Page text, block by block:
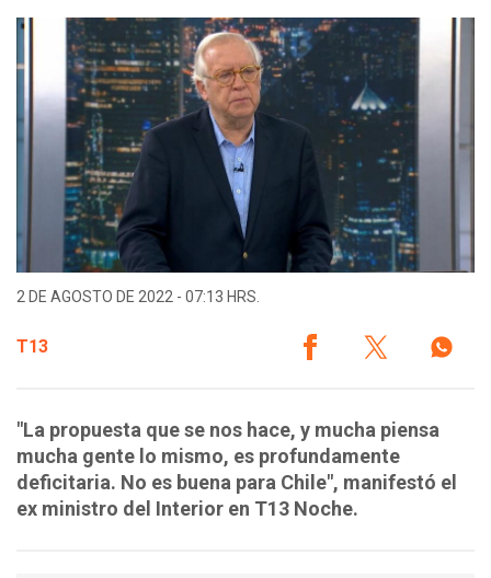
2 DE AGOSTO DE 2022 - 07:13 HRS.
T13
"La propuesta que se nos hace, y mucha piensa
mucha gente lo mismo, es profundamente
deficitaria. No es buena para Chile", manifestó el
ex ministro del Interior en T13 Noche.